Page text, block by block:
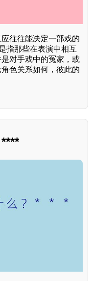
往往能决定一部戏的
指那些在表演中相互
对手戏中的冤家，或
色关系如何，彼此的